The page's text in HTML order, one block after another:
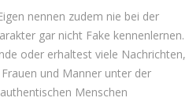
nennen zudem nie bei der
gar nicht Fake kennenlernen.
oder erhaltest viele Nachrichten,
und Manner unter der
Menschen